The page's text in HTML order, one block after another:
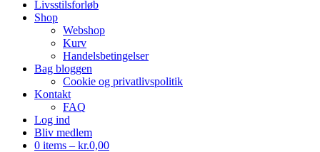
Livsstilsforløb
Shop
Webshop
Kurv
Handelsbetingelser
Bag bloggen
Cookie og privatlivspolitik
Kontakt
FAQ
Log ind
Bliv medlem
0 items – kr.0,00